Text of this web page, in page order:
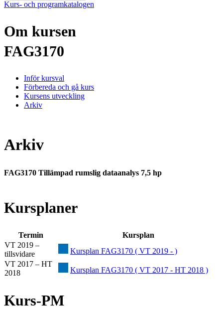
Kurs- och programkatalogen
Om kursen
FAG3170
Inför kursval
Förbereda och gå kurs
Kursens utveckling
Arkiv
Arkiv
FAG3170 Tillämpad rumslig dataanalys 7,5 hp
Kursplaner
Termin
Kursplan
VT 2019 –
tillsvidare
Kursplan FAG3170 ( VT 2019 - )
VT 2017 – HT
2018
Kursplan FAG3170 ( VT 2017 - HT 2018 )
Kurs-PM